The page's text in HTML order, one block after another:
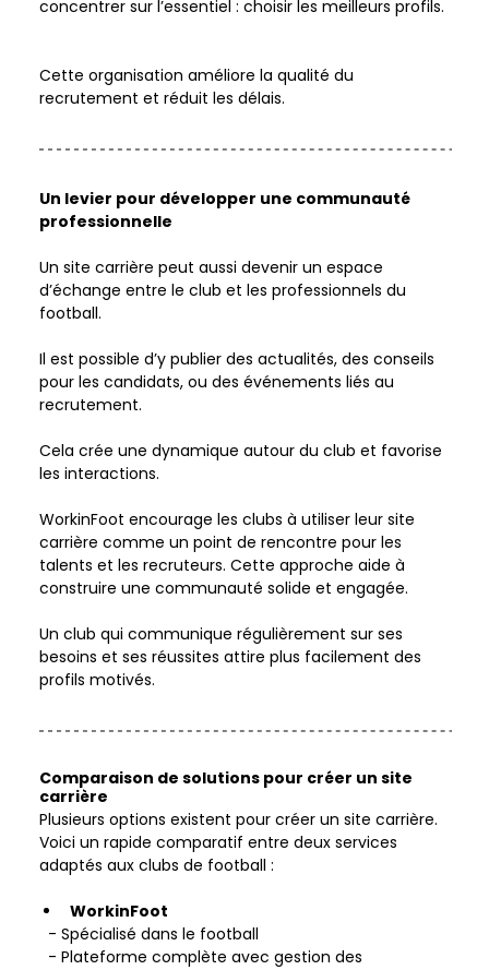
concentrer sur l’essentiel : choisir les meilleurs profils.
Cette organisation améliore la qualité du
recrutement et réduit les délais.
Un levier pour développer une communauté
professionnelle
Un site carrière peut aussi devenir un espace
d’échange entre le club et les professionnels du
football.
Il est possible d’y publier des actualités, des conseils
pour les candidats, ou des événements liés au
recrutement.
Cela crée une dynamique autour du club et favorise
les interactions.
WorkinFoot encourage les clubs à utiliser leur site
carrière comme un point de rencontre pour les
talents et les recruteurs. Cette approche aide à
construire une communauté solide et engagée.
Un club qui communique régulièrement sur ses
besoins et ses réussites attire plus facilement des
profils motivés.
Comparaison de solutions pour créer un site
carrière
Plusieurs options existent pour créer un site carrière.
Voici un rapide comparatif entre deux services
adaptés aux clubs de football :
WorkinFoot
  - Spécialisé dans le football